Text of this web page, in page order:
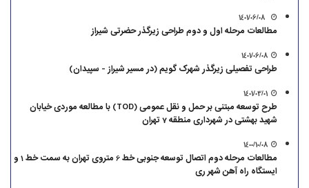
مطالعات مرحله اول و دوم طراحی زیرگذر حضرتی شیراز
1401/06/08
طراحی تفصیلی زیرگذر شهرک گویم (در مسیر شیراز - سپیدان)
1401/03/01
طرح توسعه مبتنی بر حمل و نقل عمومی (TOD) با مطالعه موردی خیابان
شهید بهشتی در شهرداری منطقه 7 تهران
1400/10/08
مطالعات مرحله دوم اتصال توسعه جنوبی خط 6 متروی تهران به سمت خط 1 و
ایستگاه راه آهن شهر ری